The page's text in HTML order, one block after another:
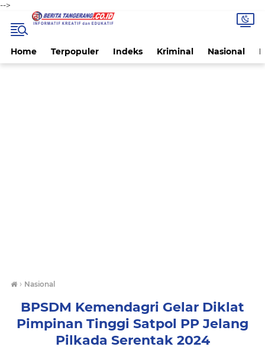
-->
Home Terpopuler Indeks Kriminal Nasional
› Nasional
BPSDM Kemendagri Gelar Diklat
Pimpinan Tinggi Satpol PP Jelang
Pilkada Serentak 2024